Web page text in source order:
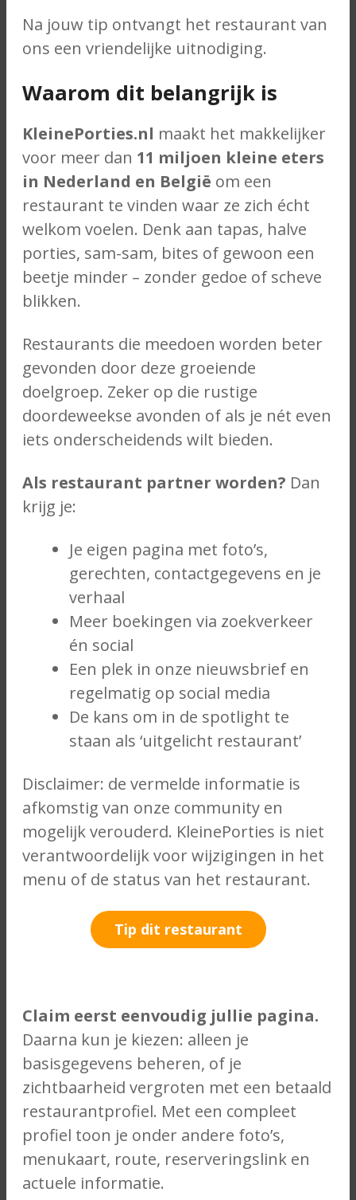
Na jouw tip ontvangt het restaurant van
ons een vriendelijke uitnodiging.
Waarom dit belangrijk is
KleinePorties.nl maakt het makkelijker
voor meer dan 11 miljoen kleine eters
in Nederland en België om een
restaurant te vinden waar ze zich écht
welkom voelen. Denk aan tapas, halve
porties, sam-sam, bites of gewoon een
beetje minder – zonder gedoe of scheve
blikken.
Restaurants die meedoen worden beter
gevonden door deze groeiende
doelgroep. Zeker op die rustige
doordeweekse avonden of als je nét even
iets onderscheidends wilt bieden.
Als restaurant partner worden? Dan
krijg je:
Je eigen pagina met foto’s,
gerechten, contactgegevens en je
verhaal
Meer boekingen via zoekverkeer
én social
Een plek in onze nieuwsbrief en
regelmatig op social media
De kans om in de spotlight te
staan als ‘uitgelicht restaurant’
Disclaimer: de vermelde informatie is
afkomstig van onze community en
mogelijk verouderd. KleinePorties is niet
verantwoordelijk voor wijzigingen in het
menu of de status van het restaurant.
Tip dit restaurant
Claim eerst eenvoudig jullie pagina.
Daarna kun je kiezen: alleen je
basisgegevens beheren, of je
zichtbaarheid vergroten met een betaald
restaurantprofiel. Met een compleet
profiel toon je onder andere foto’s,
menukaart, route, reserveringslink en
actuele informatie.